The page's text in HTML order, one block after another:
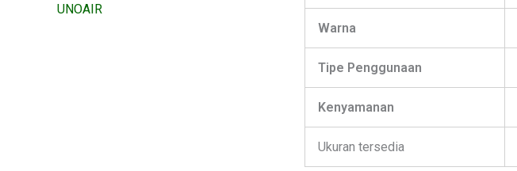
UNOAIR
Warna
Tipe Penggunaan
Kenyamanan
Ukuran tersedia